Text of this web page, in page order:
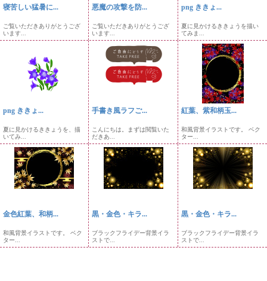
寝苦しい猛暑に...
ご覧いただきありがとうござ
います...
悪魔の攻撃を防...
ご覧いただきありがとうござ
います...
png ききょ...
夏に見かけるききょうを描い
てみま...
png ききょ...
夏に見かけるききょうを、描
いてみ...
手書き風ラフご...
こんにちは。まずは閲覧いた
だきあ...
紅葉、紫和柄玉...
和風背景イラストです。 ベク
ター...
金色紅葉、和柄...
和風背景イラストです。 ベク
ター...
黒・金色・キラ...
ブラックフライデー背景イラ
ストで...
黒・金色・キラ...
ブラックフライデー背景イラ
ストで...